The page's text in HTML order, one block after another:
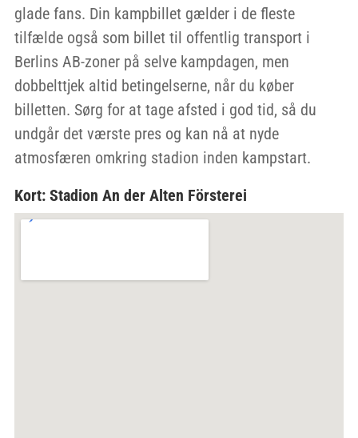
glade fans. Din kampbillet gælder i de fleste
tilfælde også som billet til offentlig transport i
Berlins AB-zoner på selve kampdagen, men
dobbelttjek altid betingelserne, når du køber
billetten. Sørg for at tage afsted i god tid, så du
undgår det værste pres og kan nå at nyde
atmosfæren omkring stadion inden kampstart.
Kort: Stadion An der Alten Försterei